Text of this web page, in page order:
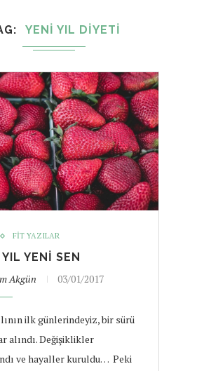
YENI YIL DIYETI
FIT YAZILAR
YENI SEN
Akgün 03/01/2017
ilk günlerindeyiz, bir sürü
alındı. Değişiklikler
ve hayaller kuruldu… Peki